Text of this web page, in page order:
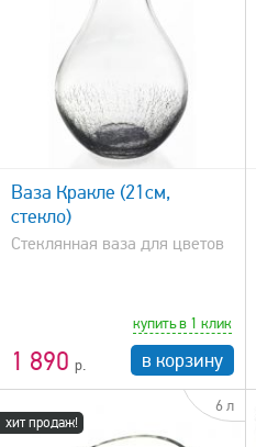
Ваза Кракле (21см,
стекло)
Стеклянная ваза для цветов
1 890
купить в 1 клик
в корзину
быстрый просмотр
хит продаж!
6 л